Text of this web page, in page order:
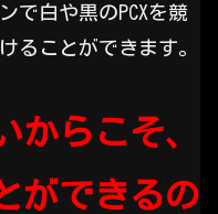
で白や黒のPCXを競
ることができます。
からこそ、
ができるの